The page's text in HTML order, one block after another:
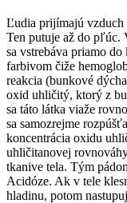
Ľudia prijímajú vzduch
Ten putuje až do pľúc.
sa vstrebáva priamo
farbivom čiže
reakcia (bunkové
oxid uhličitý, ktorý z
sa táto látka viaže
sa samozrejme
koncentrácia oxidu
uhličitanovej
tkanive tela. Tým
Acidóze. Ak v tele
hladinu, potom